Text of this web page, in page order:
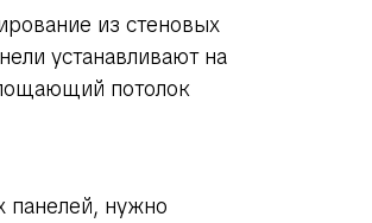
из стеновых
устанавливают на
потолок
панелей, нужно